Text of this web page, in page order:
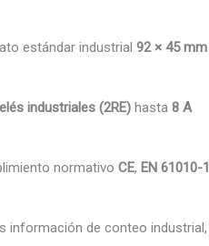
estándar industrial 92 × 45 mm
industriales (2RE) hasta 8 A
normativo CE, EN 61010-1
información de conteo industrial,